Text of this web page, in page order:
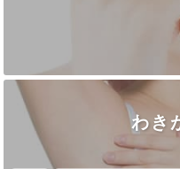
わき